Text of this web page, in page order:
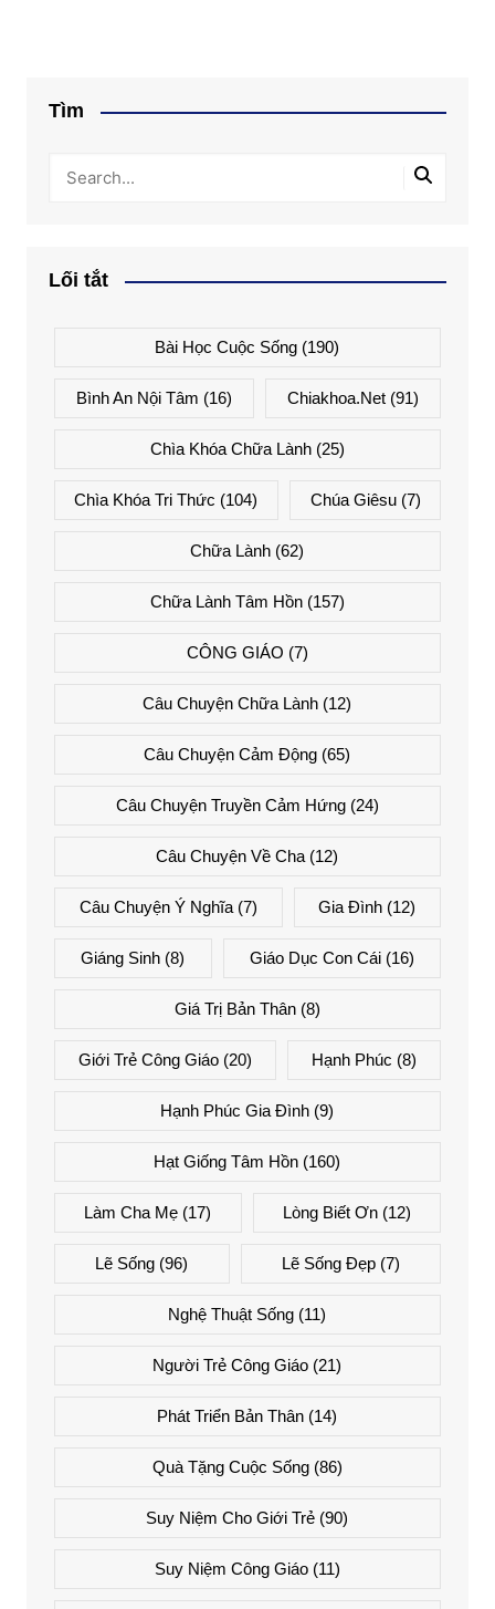
Tìm
Lối tắt
Bài Học Cuộc Sống (190)
Bình An Nội Tâm (16) Chiakhoa.net (91)
Chìa Khóa Chữa Lành(25)
Chìa Khóa Tri Thức (104) Chúa Giêsu(7)
Chữa Lành (62)
Chữa Lành Tâm Hồn(157)
CÔNG GIÁO (7)
Câu Chuyện Chữa Lành (12)
Câu Chuyện Cảm Động (65)
Câu Chuyện Truyền Cảm Hứng(24)
Câu Chuyện Về Cha (12)
Câu Chuyện Ý Nghĩa(7) Gia Đình (12)
Giáng Sinh (8) Giáo Dục Con Cái(16)
Giá Trị Bản Thân(8)
Giới Trẻ Công Giáo(20) Hạnh Phúc (8)
Hạnh Phúc Gia Đình (9)
Hạt Giống Tâm Hồn (160)
Làm Cha Mẹ (17) Lòng Biết Ơn(12)
Lẽ Sống (96) Lẽ Sống Đẹp(7)
Nghệ Thuật Sống (11)
Người Trẻ Công Giáo (21)
Phát Triển Bản Thân (14)
Quà Tặng Cuộc Sống(86)
Suy Niệm Cho Giới Trẻ (90)
Suy Niệm Công Giáo(11)